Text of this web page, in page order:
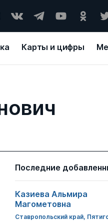
Карты и цифры
Последние
Казиева Альмира
Магометовна
Ставропольский край,